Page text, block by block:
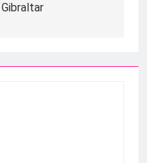
Gibraltar